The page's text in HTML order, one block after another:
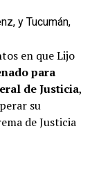
y Tucumán,
en que Lijo
para
de Justicia,
su
de Justicia